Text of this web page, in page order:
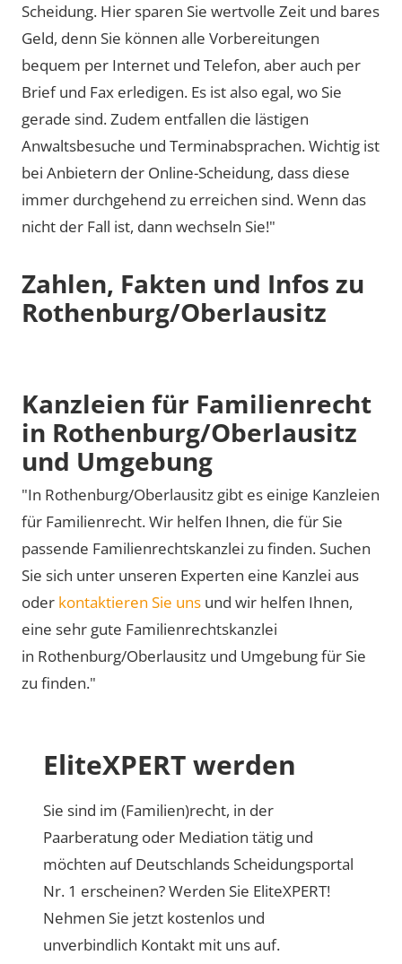
Scheidung. Hier sparen Sie wertvolle Zeit und bares
Geld, denn Sie können alle Vorbereitungen
bequem per Internet und Telefon, aber auch per
Brief und Fax erledigen. Es ist also egal, wo Sie
gerade sind. Zudem entfallen die lästigen
Anwaltsbesuche und Terminabsprachen. Wichtig ist
bei Anbietern der Online-Scheidung, dass diese
immer durchgehend zu erreichen sind. Wenn das
nicht der Fall ist, dann wechseln Sie!"
Zahlen, Fakten und Infos zu
Rothenburg/Oberlausitz
Kanzleien für Familienrecht
in Rothenburg/Oberlausitz
und Umgebung
"In Rothenburg/Oberlausitz gibt es einige Kanzleien
für Familienrecht. Wir helfen Ihnen, die für Sie
passende Familienrechtskanzlei zu finden. Suchen
Sie sich unter unseren Experten eine Kanzlei aus
oder kontaktieren Sie uns und wir helfen Ihnen,
eine sehr gute Familienrechtskanzlei
in Rothenburg/Oberlausitz und Umgebung für Sie
zu finden."
EliteXPERT werden
Sie sind im (Familien)recht, in der
Paarberatung oder Mediation tätig und
möchten auf Deutschlands Scheidungsportal
Nr. 1 erscheinen? Werden Sie EliteXPERT!
Nehmen Sie jetzt kostenlos und
unverbindlich Kontakt mit uns auf.